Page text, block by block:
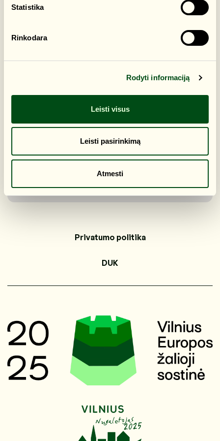
Statistika
Rinkodara
Rodyti informaciją
Leisti visus
Leisti pasirinkimą
Atmesti
Varnės parkas
Privatumo politika
DUK